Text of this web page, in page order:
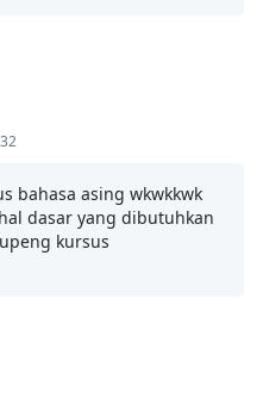
bahasa asing wkwkkwk
dasar yang dibutuhkan
kursus